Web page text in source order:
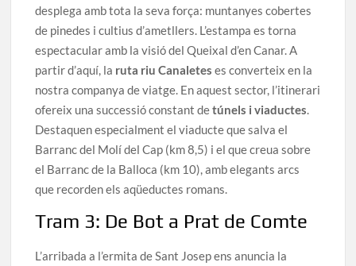
desplega amb tota la seva força: muntanyes cobertes
de pinedes i cultius d’ametllers. L’estampa es torna
espectacular amb la visió del Queixal d’en Canar. A
partir d’aquí, la ruta riu Canaletes es converteix en la
nostra companya de viatge. En aquest sector, l’itinerari
ofereix una successió constant detúnels i viaductes.
Destaquen especialment el viaducte que salva el
Barranc del Molí del Cap (km 8,5) i el que creua sobre
el Barranc de la Balloca (km 10), amb elegants arcs
que recorden els aqüeductes romans.
Tram 3: De Bot a Prat de Comte
L’arribada a l’ermita de Sant Josep ens anuncia la